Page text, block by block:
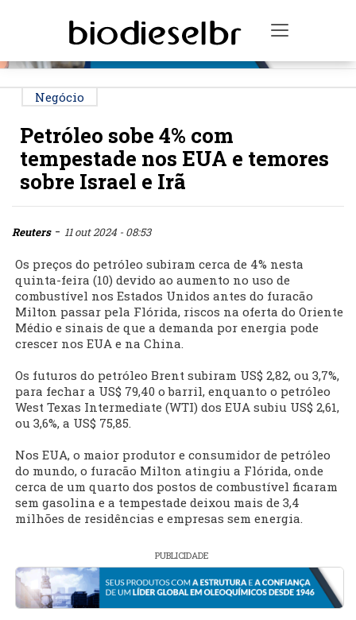
Toggle
Negócio
Petróleo sobe 4% com
tempestade nos EUA e temores
sobre Israel e Irã
Reuters- 11 out 2024 - 08:53
Os preços do petróleo subiram cerca de 4% nesta
quinta-feira (10) devido ao aumento no uso de
combustível nos Estados Unidos antes do furacão
Milton passar pela Flórida, riscos na oferta do Oriente
Médio e sinais de que a demanda por energia pode
crescer nos EUA e na China.
Os futuros do petróleo Brent subiram US$ 2,82, ou 3,7%,
para fechar a US$ 79,40 o barril, enquanto o petróleo
West Texas Intermediate (WTI) dos EUA subiu US$ 2,61,
ou 3,6%, a US$ 75,85.
Nos EUA, o maior produtor e consumidor de petróleo
do mundo, o furacão Milton atingiu a Flórida, onde
cerca de um quarto dos postos de combustível ficaram
sem gasolina e a tempestade deixou mais de 3,4
milhões de residências e empresas sem energia.
PUBLICIDADE